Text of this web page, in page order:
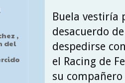
Buela vestiría
desacuerdo
despedirse
el Racing de
su
,
del